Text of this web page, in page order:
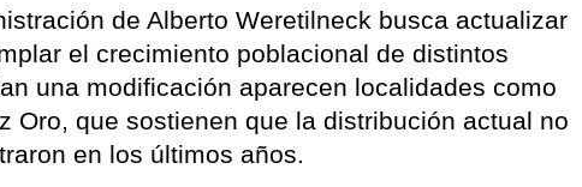
de Alberto Weretilneck busca actualizar
el crecimiento poblacional de distintos
una modificación aparecen localidades como
Oro, que sostienen que la distribución actual no
en los últimos años.